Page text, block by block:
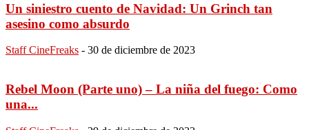
Un siniestro cuento de Navidad: Un Grinch tan
asesino como absurdo
Staff CineFreaks - 30 de diciembre de 2023
Rebel Moon (Parte uno) – La niña del fuego: Como
una...